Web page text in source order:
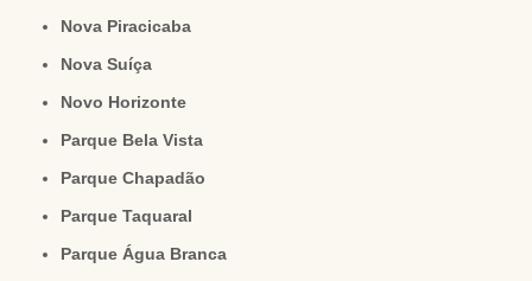
Nova Piracicaba
Nova Suíça
Novo Horizonte
Parque Bela Vista
Parque Chapadão
Parque Taquaral
Parque Água Branca